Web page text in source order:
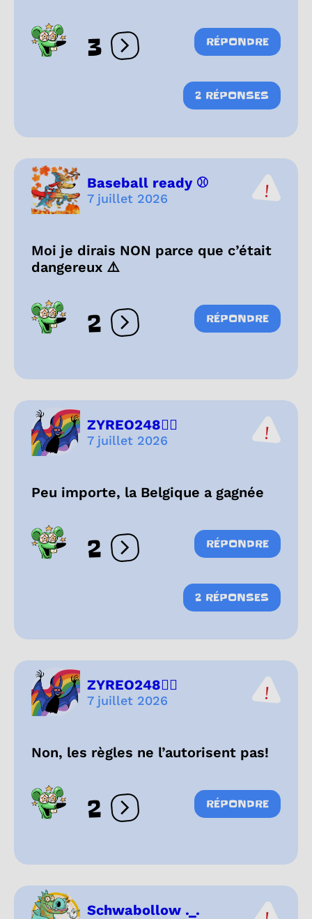
3 Ouvrir les réactions
RÉPONDRE
2 RÉPONSES
Baseball ready ⚾️
7 juillet 2026
Moi je dirais NON parce que c’était
dangereux ⚠️
2 Ouvrir les réactions
RÉPONDRE
ZYREO248🏳️‍🌈
7 juillet 2026
Peu importe, la Belgique a gagnée
2 Ouvrir les réactions
RÉPONDRE
2 RÉPONSES
ZYREO248🏳️‍🌈
7 juillet 2026
Non, les règles ne l’autorisent pas!
2 Ouvrir les réactions
RÉPONDRE
Schwabollow ._.